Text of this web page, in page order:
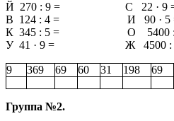
Й 270 : 9 = С 22 · 9
В 124 : 4 = И 90 · 5
К 345 : 5 = О 5400 :
У 41 · 9 = Ж 4500 :
9 369 69 60 31 198 69
Группа №2.